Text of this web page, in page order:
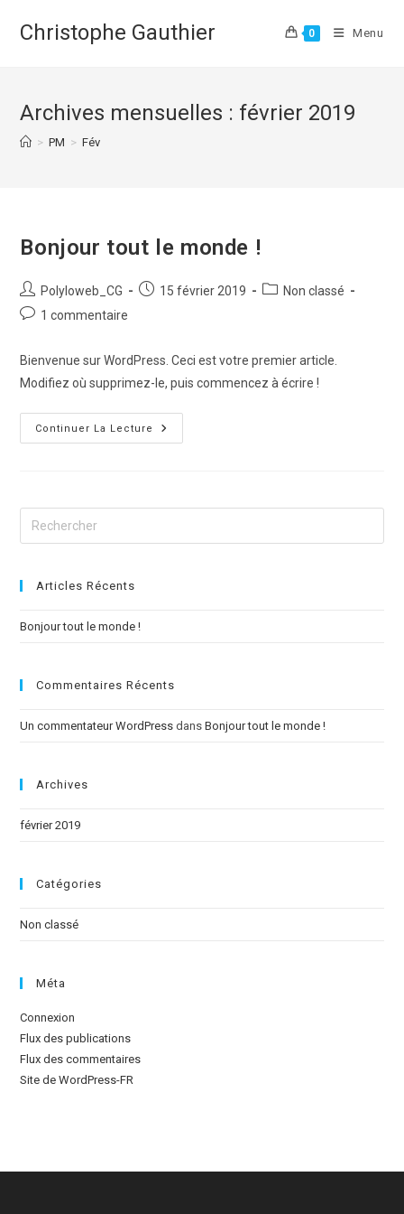
Christophe Gauthier 0 Menu
Archives mensuelles : février 2019
> PM > Fév
Bonjour tout le monde !
Auteur/autrice
de
Polyloweb_CG
Publication
15 février 2019
PostNon classé
Commentaires
1 commentaire
Bienvenue sur WordPress. Ceci est votre premier article.
Modifiez où supprimez-le, puis commencez à écrire !
Continuer La Lecture
Bonjour
Tout
Articles Récents
Bonjour tout le monde !
Commentaires Récents
Un commentateur WordPress dansBonjour tout le monde !
Archives
février 2019
Catégories
Non classé
Méta
Connexion
Flux des publications
Flux des commentaires
Site de WordPress-FR